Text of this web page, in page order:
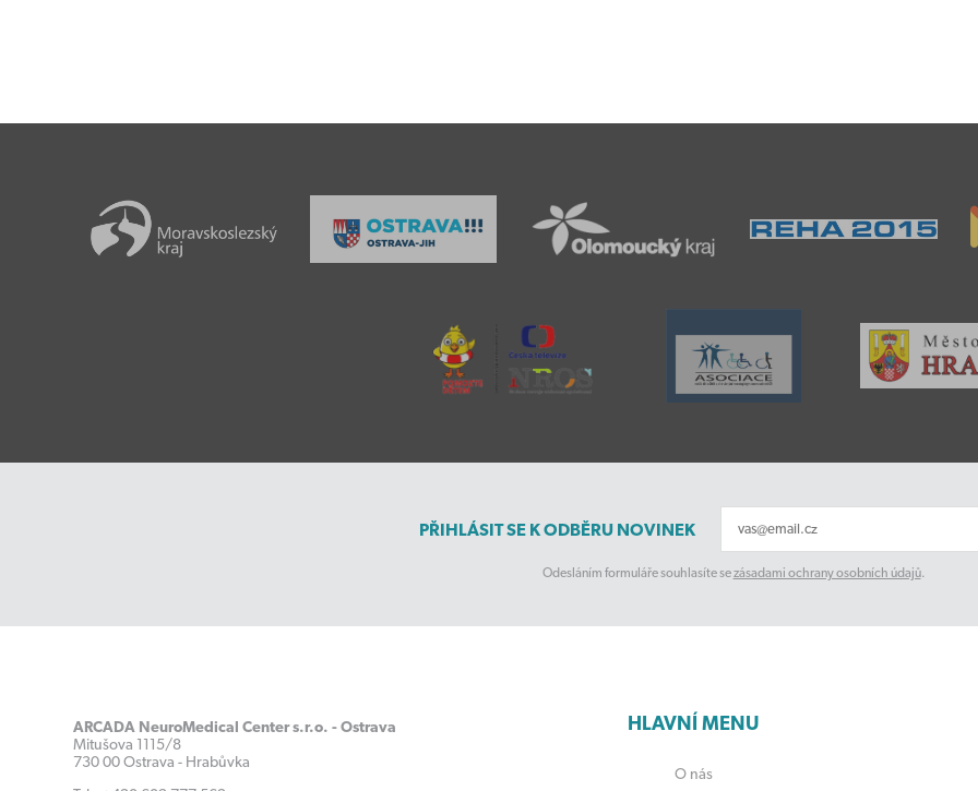
PŘIHLÁSIT SE K ODBĚRU NOVINEK
Odesláním formuláře souhlasíte sezásadami ochrany osobních údajů.
ARCADA NeuroMedical Center s.r.o. - Ostrava
Mitušova 1115/8
730 00 Ostrava - Hrabůvka
HLAVNÍ MENU
O nás